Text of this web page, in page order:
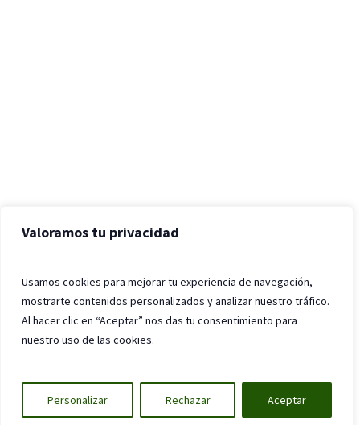
Valoramos tu privacidad
Usamos cookies para mejorar tu experiencia de navegación,
mostrarte contenidos personalizados y analizar nuestro tráfico.
Al hacer clic en “Aceptar” nos das tu consentimiento para
nuestro uso de las cookies.
Personalizar Rechazar Aceptar